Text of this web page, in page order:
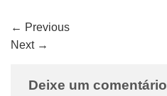
← Previous
Next →
Deixe um comentário